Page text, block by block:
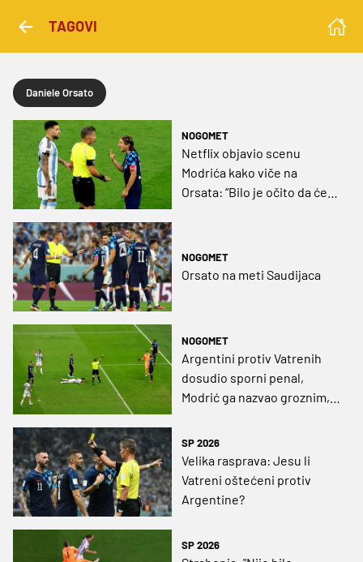
TAGOVI
Daniele Orsato
NOGOMET
Netflix objavio scenu
Modrića kako viče na
Orsata: “Bilo je očito da ćeš
NOGOMET
Orsato na meti Saudijaca
NOGOMET
Argentini protiv Vatrenih
dosudio sporni penal,
Modrić ga nazvao groznim, a
SP 2026
Velika rasprava: Jesu li
Vatreni oštećeni protiv
Argentine?
SP 2026